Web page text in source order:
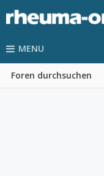
MENU
Foren durchsuchen